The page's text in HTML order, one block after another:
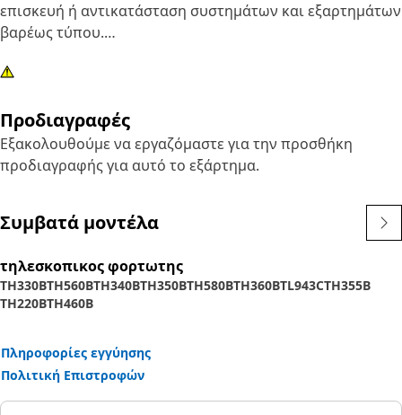
επισκευή ή αντικατάσταση συστημάτων και εξαρτημάτων
βαρέως τύπου.
Χαρακτηριστικά:
συγκρότημα βαλβίδας, κουμπί βαλβίδας αέρα, παξιμάδι
βαλβίδας αέρα και πείρο συγκράτησης
Συμβουλευτείτε το εγχειρίδιο κατόχου ή επικοινωνήστε
με τον τοπικό αντιπρόσωπο Cat για περισσότερες
Προδιαγραφές
Εξακολουθούμε να εργαζόμαστε για την προσθήκη
προδιαγραφής για αυτό το εξάρτημα.
Συμβατά μοντέλα
τηλεσκοπικος φορτωτης
TH330BTH560BTH340BTH350BTH580BTH360BTL943CTH355B
TH220BTH460B
Πληροφορίες εγγύησης
Πολιτική Επιστροφών